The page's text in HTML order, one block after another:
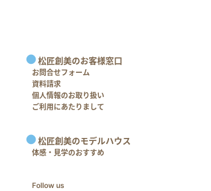
松匠創美のお客様窓口
お問合せフォーム
資料請求
個人情報のお取り扱い
ご利用にあたりまして
松匠創美のモデルハウス
体感・見学のおすすめ
Follow us